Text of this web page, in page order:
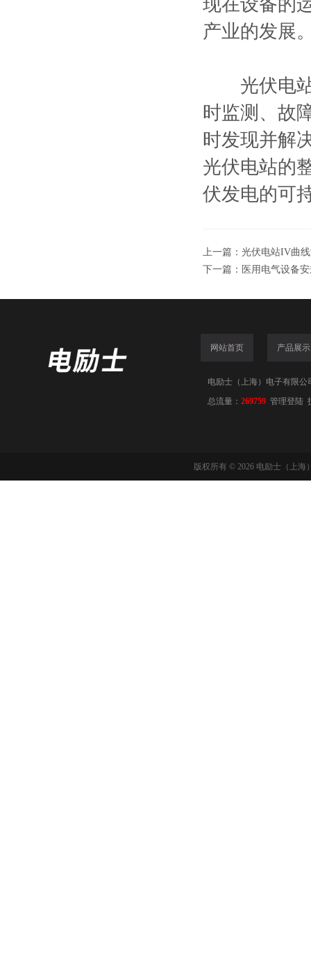
现在设备的
产业的发展
光伏电站
时监测、故
时发现并解
光伏电站的
伏发电的可
上一篇： 光伏电站IV曲
下一篇： 医用电气设备
网站首页 产品展示
电励士（上海）电子有限公
总流量： 269759 管理登陆
版权所有 © 2026 电励士（上